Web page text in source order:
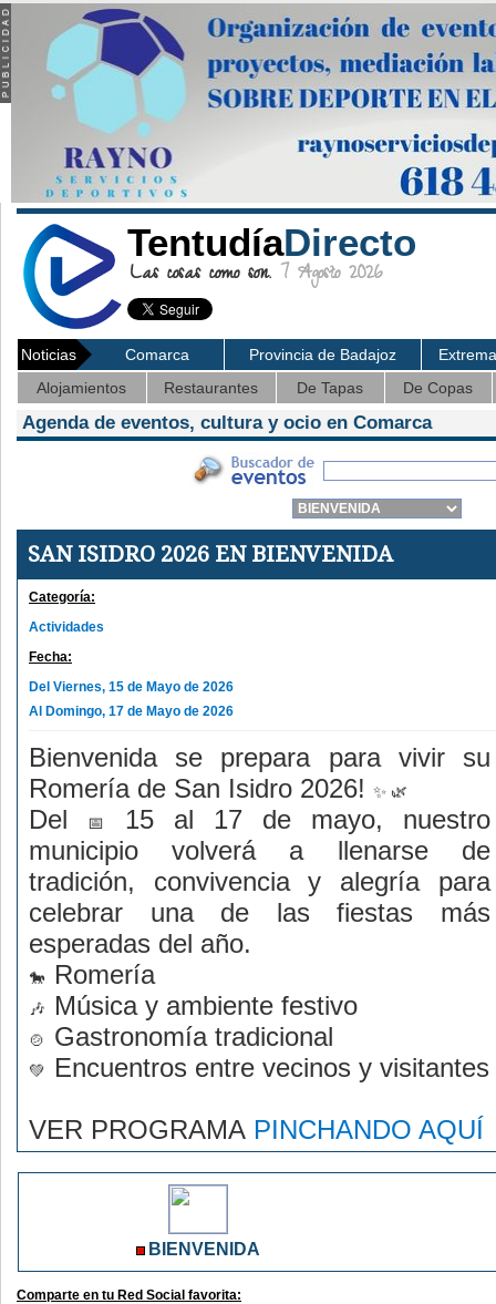
TentudíaDirecto
Las cosas como son. 7 Agosto 2026
Noticias Comarca Provincia de Badajoz
Alojamientos
Restaurantes De Tapas De Copas
Agenda de eventos, cultura y ocio en Comarca
SAN ISIDRO 2026 EN BIENVENIDA
Categoría:
Actividades
Fecha:
Del Viernes, 15 de Mayo de 2026
Al Domingo, 17 de Mayo de 2026
Bienvenida se prepara para vivir su
Romería de San Isidro 2026!
Del
15 al 17 de mayo, nuestro
municipio volverá a llenarse de
tradición, convivencia y alegría para
celebrar una de las fiestas más
esperadas del año.
Romería
Música y ambiente festivo
Gastronomía tradicional
Encuentros entre vecinos y visitantes
VER PROGRAMA PINCHANDO AQUÍ
BIENVENIDA
Comparte en tu Red Social favorita: